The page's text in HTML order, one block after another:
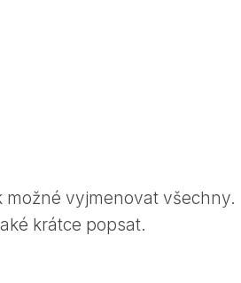
vyjmenovat všechny.
krátce popsat.